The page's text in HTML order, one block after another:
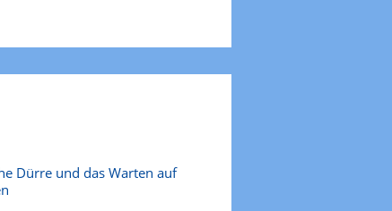
Dürre und das Warten auf